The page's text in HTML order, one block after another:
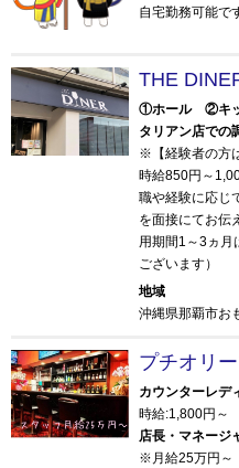
自宅勤務可能
THE
①ホール ②キッ
タリアン店での
※【経験者の方
時給850円～
職や経験に応じ
を面接にてお伝
用期間1～3ヵ月
ございます）
地域
沖縄県那覇市お
プチオリ
カウンターレデ
時給:1,800円～
店長・マネージ
※月給25万円～